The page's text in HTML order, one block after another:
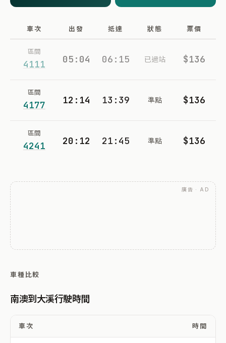
車次 出發 抵達 狀態 票價
區間
4111 05:04 06:15 已過站 $136
區間
4177 12:14 13:39 準點 $136
區間
4241 20:12 21:45 準點 $136
廣告 · AD
車種比較
南澳到大溪行駛時間
車次 時間